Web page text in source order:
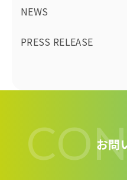
NEWS
PRESS RELEASE
お問